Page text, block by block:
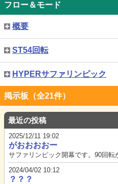
フロー＆モード
概要
ST54回転
HYPERサファリンピック
掲示板（全21件）
最近の投稿
2025/12/11 19:02
がおおおおー
2024/04/02 10:12
？？？